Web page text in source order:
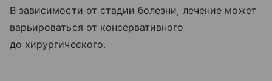
В зависимости от стадии болезни, лечение может
варьироваться от консервативного
до хирургического.